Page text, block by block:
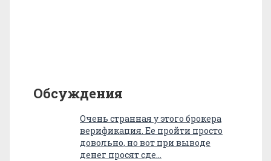
Обсуждения
Очень странная у этого брокера
верификация. Ее пройти просто
довольно, но вот при выводе
денег просят сде…